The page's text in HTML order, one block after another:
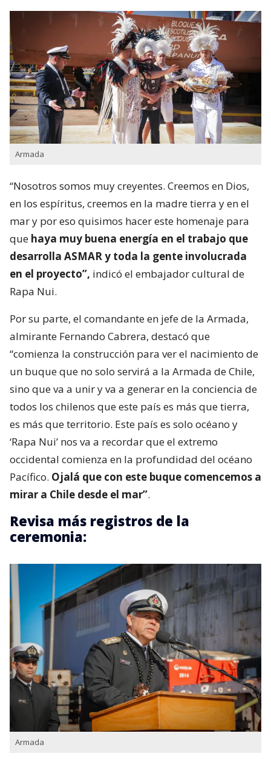
Armada
“Nosotros somos muy creyentes. Creemos en Dios,
en los espíritus, creemos en la madre tierra y en el
mar y por eso quisimos hacer este homenaje para
que haya muy buena energía en el trabajo que
desarrolla ASMAR y toda la gente involucrada
en el proyecto”, indicó el embajador cultural de
Rapa Nui.
Por su parte, el comandante en jefe de la Armada,
almirante Fernando Cabrera, destacó que
“comienza la construcción para ver el nacimiento de
un buque que no solo servirá a la Armada de Chile,
sino que va a unir y va a generar en la conciencia de
todos los chilenos que este país es más que tierra,
es más que territorio. Este país es solo océano y
‘Rapa Nui’ nos va a recordar que el extremo
occidental comienza en la profundidad del océano
Pacífico. Ojalá que con este buque comencemos a
mirar a Chile desde el mar”.
Revisa más registros de la
ceremonia:
Armada